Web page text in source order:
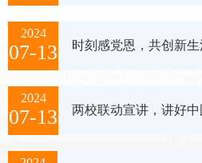
2024
07-13
2024
07-13